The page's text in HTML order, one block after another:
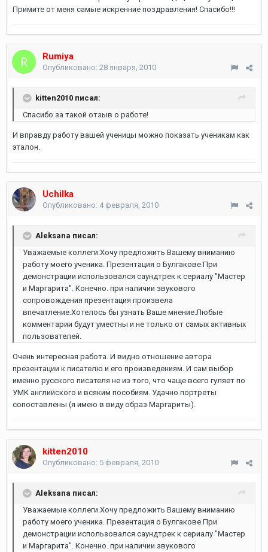
Примите от меня самые искренние поздравления! Спасибо!!!
Rumiya
Опубликовано: 28 января, 2010
kitten2010 писал:
Спасибо за такой отзыв о работе!
И вправду работу вашей ученицы можно показать ученикам как
эталон.
Uchilka
Опубликовано: 4 февраля, 2010
Aleksana писал:
Уважаемые коллеги.Хочу предложить Вашему вниманию
работу моего ученика. Презентация о Булгакове.При
демонстрации использовался саундтрек к сериалу "Мастер
и Маргарита". Конечно. при наличии звукового
сопровождения презентация произвела
впечатление.Хотелось бы узнать Ваше мнение.Любые
комментарии будут уместны и не только от самых активных
пользователей.
Очень интересная работа. И видно отношение автора
презентации к писателю и его произведениям. И сам выбор
именно русского писателя не из того, что чаще всего гуляет по
УМК английского и всяким пособиям. Удачно портреты
сопоставлены (я имею в виду образ Маргариты).
kitten2010
Опубликовано: 5 февраля, 2010
Aleksana писал:
Уважаемые коллеги.Хочу предложить Вашему вниманию
работу моего ученика. Презентация о Булгакове.При
демонстрации использовался саундтрек к сериалу "Мастер
и Маргарита". Конечно. при наличии звукового